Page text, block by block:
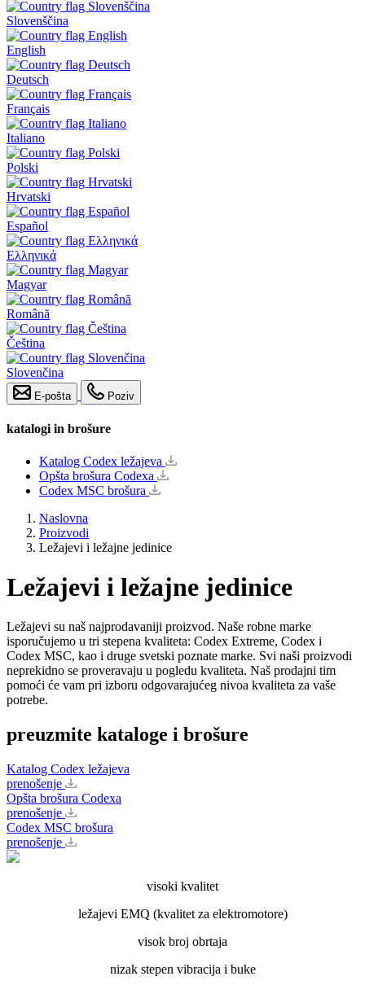
Slovenščina
English
Deutsch
Français
Italiano
Polski
Hrvatski
Español
Ελληνικά
Magyar
Română
Čeština
Slovenčina
E-pošta Poziv
katalogi in brošure
Katalog Codex ležajeva
Opšta brošura Codexa
Codex MSC brošura
Naslovna
Proizvodi
Ležajevi i ležajne jedinice
Ležajevi i ležajne jedinice
Ležajevi su naš najprodavaniji proizvod. Naše robne marke
isporučujemo u tri stepena kvaliteta: Codex Extreme, Codex i
Codex MSC, kao i druge svetski poznate marke. Svi naši proizvodi
neprekidno se proveravaju u pogledu kvaliteta. Naš prodajni tim
pomoći će vam pri izboru odgovarajućeg nivoa kvaliteta za vaše
potrebe.
preuzmite kataloge i brošure
Katalog Codex ležajeva
prenošenje
Opšta brošura Codexa
prenošenje
Codex MSC brošura
prenošenje
visoki kvalitet
ležajevi EMQ (kvalitet za elektromotore)
visok broj obrtaja
nizak stepen vibracija i buke